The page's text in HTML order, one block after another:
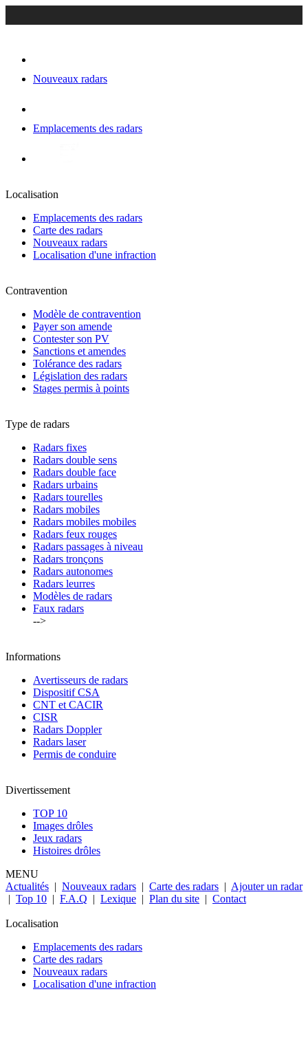
Nouveaux radars
Emplacements des radars
Localisation
Emplacements des radars
Carte des radars
Nouveaux radars
Localisation d'une infraction
Contravention
Modèle de contravention
Payer son amende
Contester son PV
Sanctions et amendes
Tolérance des radars
Législation des radars
Stages permis à points
Type de radars
Radars fixes
Radars double sens
Radars double face
Radars urbains
Radars tourelles
Radars mobiles
Radars mobiles mobiles
Radars feux rouges
Radars passages à niveau
Radars tronçons
Radars autonomes
Radars leurres
Modèles de radars
Faux radars
-->
Informations
Avertisseurs de radars
Dispositif CSA
CNT et CACIR
CISR
Radars Doppler
Radars laser
Permis de conduire
Divertissement
TOP 10
Images drôles
Jeux radars
Histoires drôles
MENU
Actualités | Nouveaux radars | Carte des radars | Ajouter un radar
| Top 10 | F.A.Q | Lexique | Plan du site | Contact
Localisation
Emplacements des radars
Carte des radars
Nouveaux radars
Localisation d'une infraction